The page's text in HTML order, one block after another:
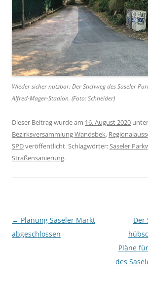
Wieder sicher nutzbar: Der Stichweg des Saseler
Alfred-Mager-Stadion. (Foto: Schneider)
Dieser Beitrag wurde am 16. August 2020 unter
Bezirksversammlung Wandsbek,
SPDveröffentlicht. Schlagwörter:Saseler
Straßensanierung.
Beitragsnavigation
← Planung Saseler Markt
abgeschlossen
Der
Pläne
des